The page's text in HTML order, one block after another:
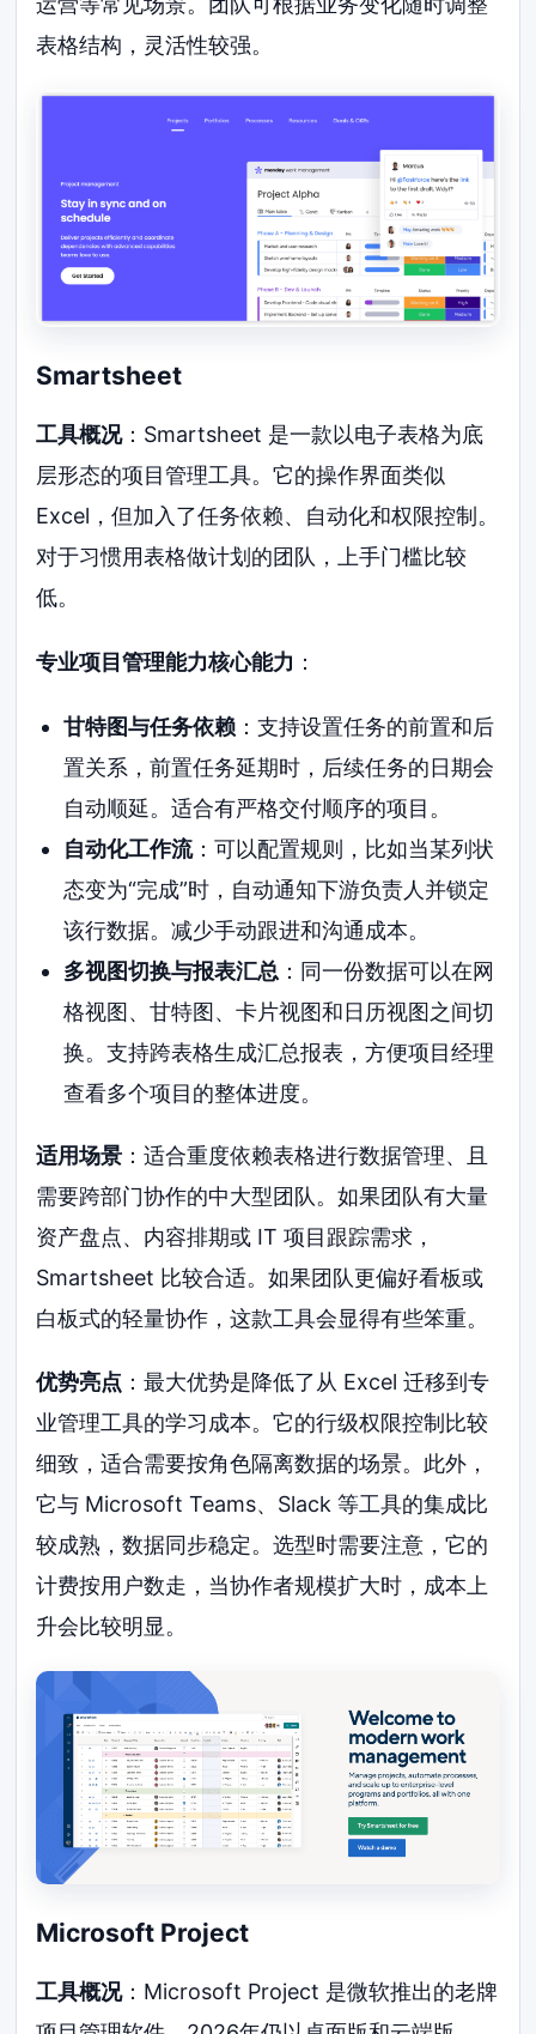
表格结构，灵活性较强。
Smartsheet
工具概况：Smartsheet 是一款以电子表格为底
层形态的项目管理工具。它的操作界面类似
Excel，但加入了任务依赖、自动化和权限控制。
对于习惯用表格做计划的团队，上手门槛比较
低。
专业项目管理能力核心能力 ：
甘特图与任务依赖：支持设置任务的前置和后
置关系，前置任务延期时，后续任务的日期会
自动顺延。适合有严格交付顺序的项目。
自动化工作流：可以配置规则，比如当某列状
态变为“完成”时，自动通知下游负责人并锁定
该行数据。减少手动跟进和沟通成本。
多视图切换与报表汇总：同一份数据可以在网
格视图、甘特图、卡片视图和日历视图之间切
换。支持跨表格生成汇总报表，方便项目经理
查看多个项目的整体进度。
适用场景 ：适合重度依赖表格进行数据管理、且
需要跨部门协作的中大型团队。如果团队有大量
资产盘点、内容排期或 IT 项目跟踪需求，
Smartsheet 比较合适。如果团队更偏好看板或
白板式的轻量协作，这款工具会显得有些笨重。
优势亮点 ：最大优势是降低了从 Excel 迁移到专
业管理工具的学习成本。它的行级权限控制比较
细致，适合需要按角色隔离数据的场景。此外，
它与 Microsoft Teams、Slack 等工具的集成比
较成熟，数据同步稳定。选型时需要注意，它的
计费按用户数走，当协作者规模扩大时，成本上
升会比较明显。
Microsoft Project
工具概况：Microsoft Project 是微软推出的老牌